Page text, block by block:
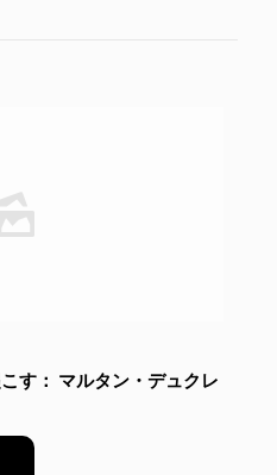
す： マルタン・デュクレ